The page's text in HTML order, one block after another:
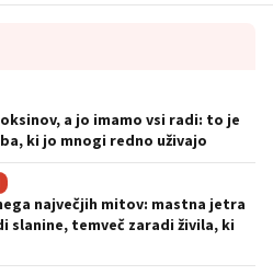
a jo imamo vsi radi: to je
ki jo mnogi redno uživajo
največjih mitov: mastna jetra
slanine, temveč zaradi živila, ki